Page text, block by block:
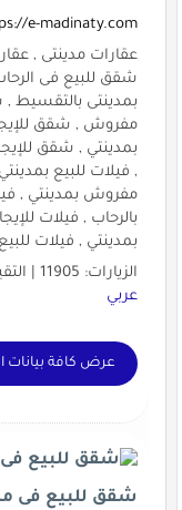
e-madinaty.com
عقارات مدينتى ,
شقق للبيع فى
بمدينتى بالتقسيط ,
مفروش , شقق
بمدينتي , شقق
, فيلات للبيع
مفروش بمدينتي ,
بالرحاب , فيلات
بمدينتي , فيلات
الزيارات: 11905 | التقييم: 0 | المقيّمين: 0 | الدولة:
عربي
عرض كافة بيانات
شقق للبيع فى